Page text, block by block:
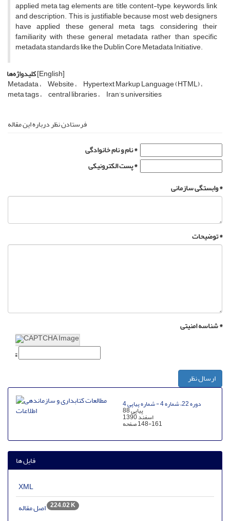
applied meta tag elements are, title, content-type, keywords, link
and description. This is justifiable because most web designers
have applied these general meta tags, considering their
familiarity with these general metadata rather than specific
metadata standards like the Dublin Core Metadata Initiative.
کلیدواژه‌ها[English]
Metadata Website Hypertext Markup Language (HTML)
meta tags central libraries Iran’s universities
فرستادن نظر درباره این مقاله
نام و نام خانوادگی *
پست الکترونیکی *
وابستگی سازمانی *
توضیحات *
شناسه امنیتی *
ارسال نظر
دوره 22، شماره 4 - شماره پیاپی 4
پیاپی 88
اسفند 1390
148-161
فایل ها
XML
224.02 K